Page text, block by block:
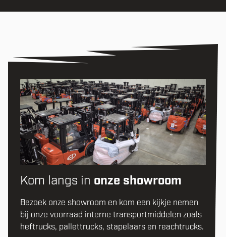
Kom langs in onze showroom
Bezoek onze showroom en kom een kijkje nemen
bij onze voorraad interne transportmiddelen zoals
heftrucks, pallettrucks, stapelaars en reachtrucks.